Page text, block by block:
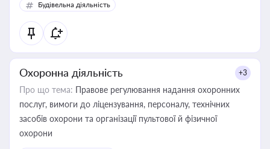
Будівельна діяльність
Охоронна діяльність +3
Про що тема: Правове регулювання надання охоронних
послуг, вимоги до ліцензування, персоналу, технічних
засобів охорони та організації пультової й фізичної
охорони